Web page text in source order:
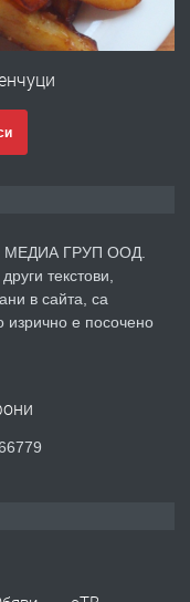
на Ангел
преди 1 година
МЕДИА ГРУП ООД.
текстови,
в сайта, са
изрично е посочено